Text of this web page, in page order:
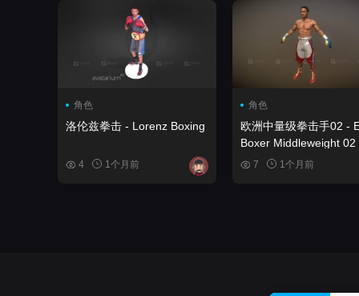
角色
洛伦兹拳击 - Lorenz Boxing
4 1个月前
角色
欧洲中量级拳击手02 -
Boxer Middleweight 02
7 1个月前